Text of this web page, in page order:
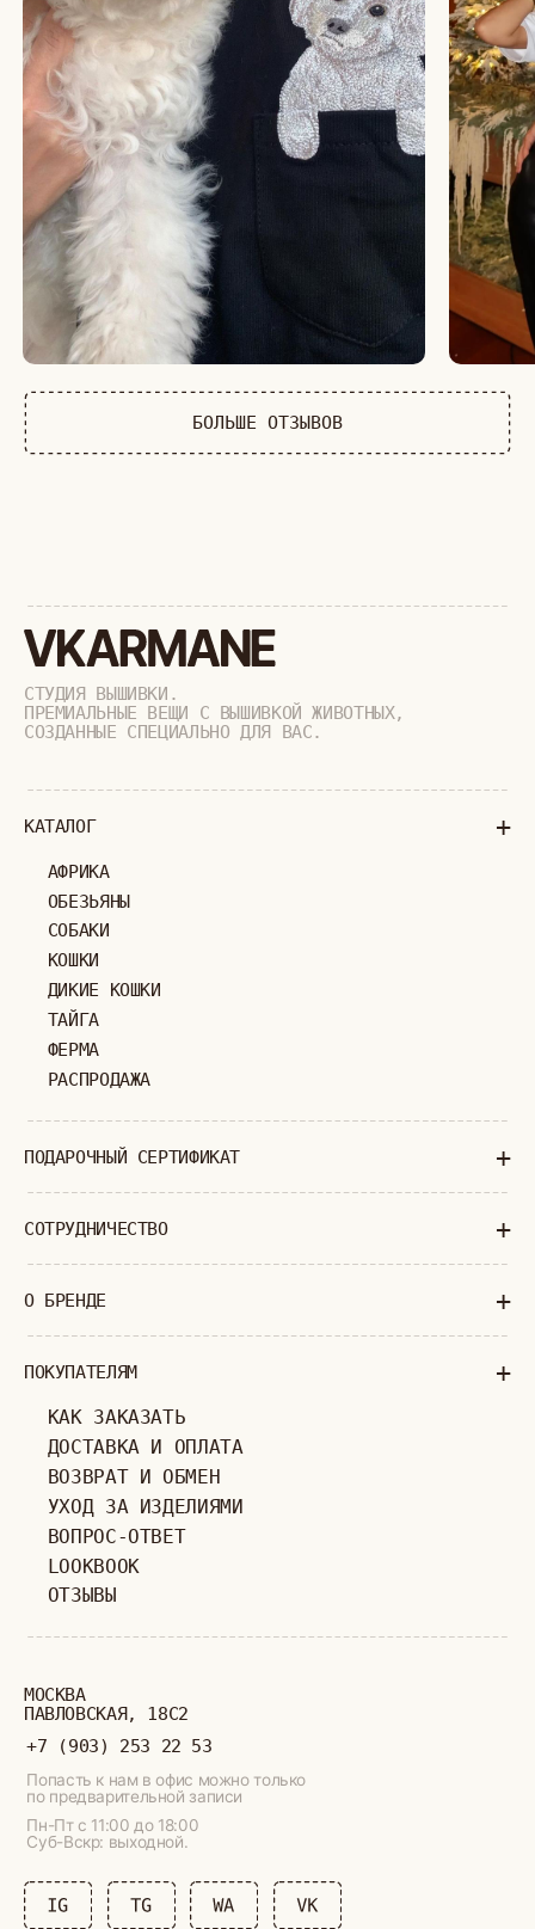
СТУДИЯ ВЫШИВКИ.
ПРЕМИАЛЬНЫЕ ВЕЩИ С ВЫШИВКОЙ ЖИВОТНЫХ,
СОЗДАННЫЕ СПЕЦИАЛЬНО ДЛЯ ВАС.
КАТАЛОГ
АФРИКА
ОБЕЗЬЯНЫ
СОБАКИ
КОШКИ
ДИКИЕ КОШКИ
ТАЙГА
ПОКУПАТЕЛЯМ
ДОСТАВКА И ОПЛАТА
ВОЗВРАТ И ОБМЕН
ОТЗЫВЫ
Суб-Вскр: выходной.
Попасть к нам в офис можно только
по предварительной записи
ИП ВЕЛИЛЯЕВ ЭДЕМ РАСИМОВИЧ
ОГРНИП: 320774600377032
МОСКВА